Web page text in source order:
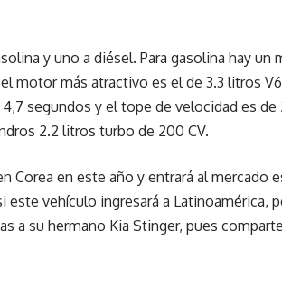
y uno a diésel. Para gasolina hay un
motor más atractivo es el de 3.3 litros
segundos y el tope de velocidad es
2.2 litros turbo de 200 CV.
Corea en este año y entrará al mercado
este vehículo ingresará a Latinoamérica,
a su hermano Kia Stinger, pues